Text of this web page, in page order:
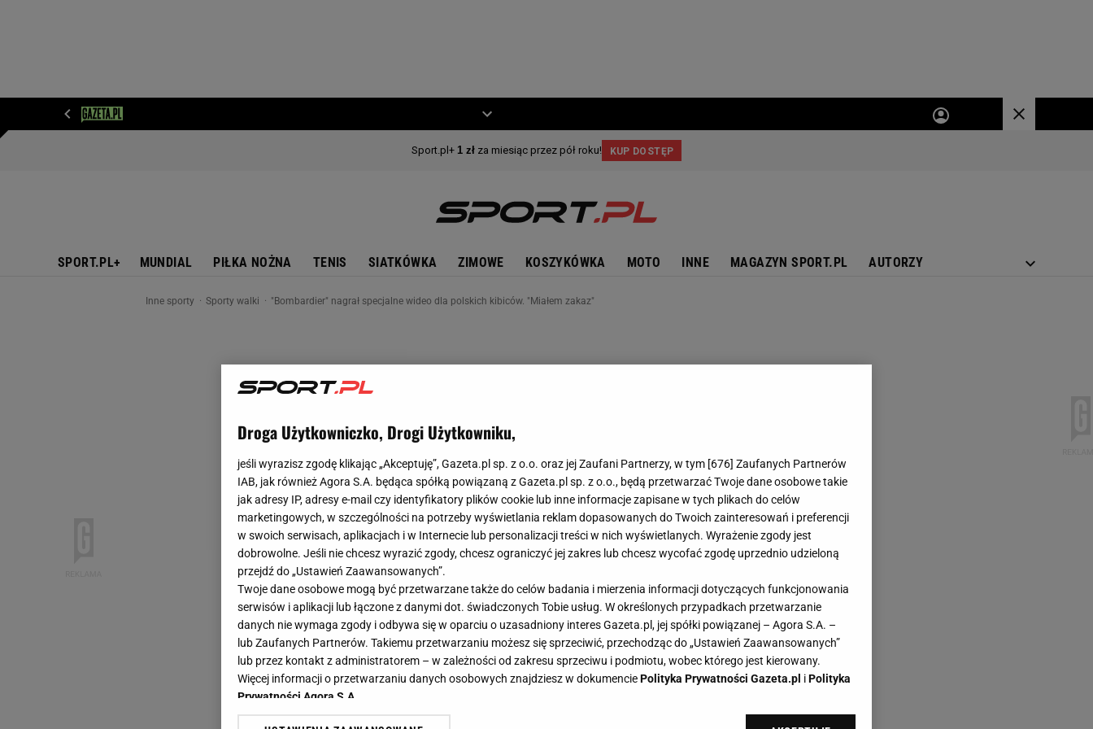
SPORT.PL+ MUNDIAL PIŁKA NOŻNA TENIS SIATKÓWKA ZIMOWE KOSZYKÓWKA MOTO INNE MAGAZYN SPORT.PL AUTORZY
Inne sporty Sporty walki "Bombardier" nagrał specjalne wideo dla polskich kibiców. "Miałem zakaz"
Droga Użytkowniczko, Drogi Użytkowniku,
jeśli wyrazisz zgodę klikając „Akceptuję”, Gazeta.pl sp. z o.o. oraz jej Zaufani Partnerzy, w tym [676] Zaufanych Partnerów
IAB, jak również Agora S.A. będąca spółką powiązaną z Gazeta.pl sp. z o.o., będą przetwarzać Twoje dane osobowe takie
jak adresy IP, adresy e-mail czy identyfikatory plików cookie lub inne informacje zapisane w tych plikach do celów
marketingowych, w szczególności na potrzeby wyświetlania reklam dopasowanych do Twoich zainteresowań i preferencji
w swoich serwisach, aplikacjach i w Internecie lub personalizacji treści w nich wyświetlanych. Wyrażenie zgody jest
dobrowolne. Jeśli nie chcesz wyrazić zgody, chcesz ograniczyć jej zakres lub chcesz wycofać zgodę uprzednio udzieloną
przejdź do „Ustawień Zaawansowanych”.
Twoje dane osobowe mogą być przetwarzane także do celów badania i mierzenia informacji dotyczących funkcjonowania
serwisów i aplikacji lub łączone z danymi dot. świadczonych Tobie usług. W określonych przypadkach przetwarzanie
danych nie wymaga zgody i odbywa się w oparciu o uzasadniony interes Gazeta.pl, jej spółki powiązanej – Agora S.A. –
lub Zaufanych Partnerów. Takiemu przetwarzaniu możesz się sprzeciwić, przechodząc do „Ustawień Zaawansowanych”
lub przez kontakt z administratorem – w zależności od zakresu sprzeciwu i podmiotu, wobec którego jest kierowany.
Więcej informacji o przetwarzaniu danych osobowych znajdziesz w dokumenciePolityka Prywatności Gazeta.pl iPolityka
Prywatności Agora S.A.